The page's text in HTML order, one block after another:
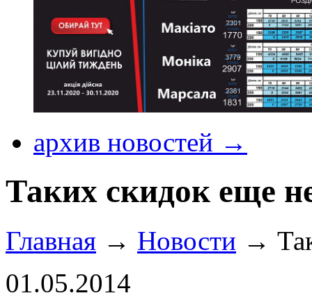
архив новостей →
Таких скидок еще
Главная → Новости →
01.05.2014